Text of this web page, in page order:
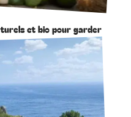
et bio pour garder